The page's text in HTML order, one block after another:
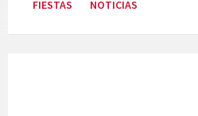
FIESTAS
NOTICIAS